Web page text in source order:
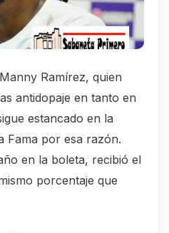
Ramírez, quien
antidopaje en tanto en
estancado en la
Fama por esa razón.
en la boleta, recibió el
porcentaje que